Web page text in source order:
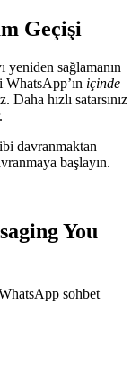
Geçişi
yeniden sağlamanın
içinde
Daha hızlı satarsınız
davranmaktan
başlayın.
You
sohbet